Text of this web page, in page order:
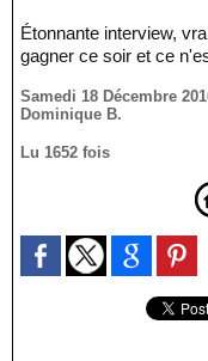
Étonnante interview,
gagner ce soir et ce
Samedi 18 Décembre
Dominique B.
Lu 1652 fois